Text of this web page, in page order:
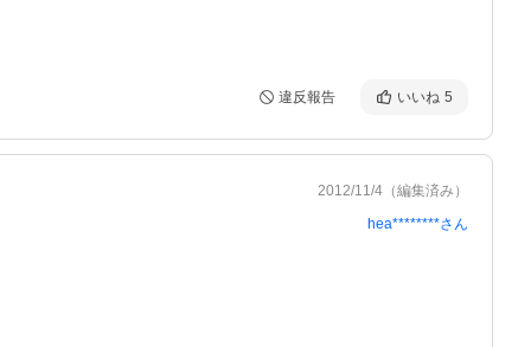
違反報告 いいね 5
2012/11/4 （編集済み）
hea********さん